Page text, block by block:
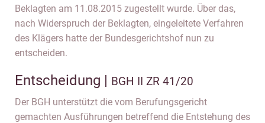
Beklagten am 11.08.2015 zugestellt wurde. Über das,
nach Widerspruch der Beklagten, eingeleitete Verfahren
des Klägers hatte der Bundesgerichtshof nun zu
entscheiden.
Entscheidung | BGH II ZR 41/20
Der BGH unterstützt die vom Berufungsgericht
gemachten Ausführungen betreffend die Entstehung des